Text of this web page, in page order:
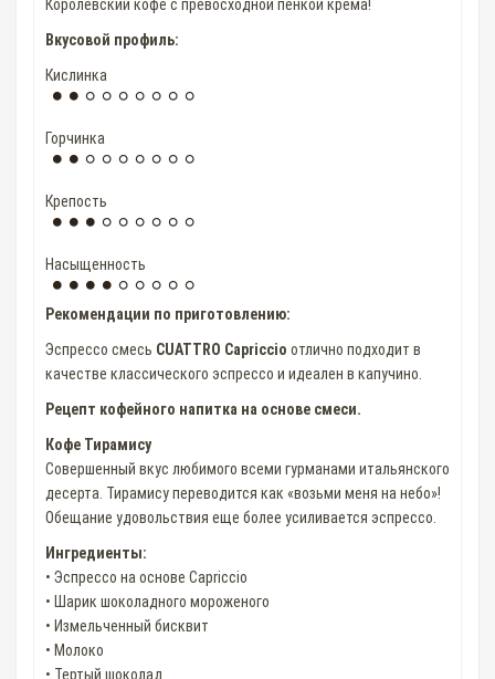
Королевский кофе с превосходной пенкой крема!
Вкусовой профиль:
Кислинка
Горчинка
Крепость
Насыщенность
Рекомендации по приготовлению:
Эспрессо смесь CUATTRO Capriccio отлично подходит в
качестве классического эспрессо и идеален в капучино.
Рецепт кофейного напитка на основе смеси.
Кофе Тирамису
Совершенный вкус любимого всеми гурманами итальянского
десерта. Тирамису переводится как «возьми меня на небо»!
Обещание удовольствия еще более усиливается эспрессо.
Ингредиенты:
• Эспрессо на основе Capriccio
• Шарик шоколадного мороженого
• Измельченный бисквит
• Молоко
• Тертый шоколад